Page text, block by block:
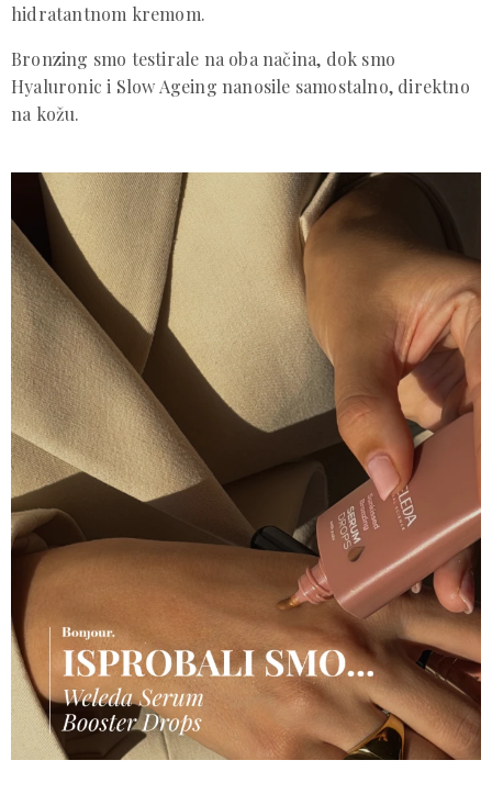
hidratantnom kremom.
Bronzing smo testirale na oba načina, dok smo
Hyaluronic i Slow Ageing nanosile samostalno, direktno
na kožu.